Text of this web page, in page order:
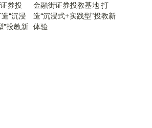
金融街证券投教基地 打
造“沉浸式+实践型”投教新
体验